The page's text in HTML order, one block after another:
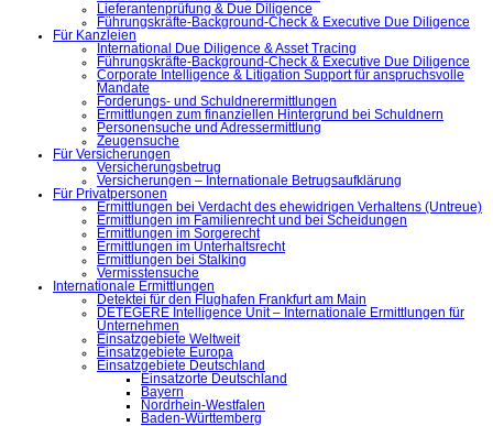
Lieferantenprüfung & Due Diligence
Führungskräfte-Background-Check & Executive Due Diligence
Für Kanzleien
International Due Diligence & Asset Tracing
Führungskräfte-Background-Check & Executive Due Diligence
Corporate Intelligence & Litigation Support für anspruchsvolle
Mandate
Forderungs- und Schuldnerermittlungen
Ermittlungen zum finanziellen Hintergrund bei Schuldnern
Personensuche und Adressermittlung
Zeugensuche
Für Versicherungen
Versicherungsbetrug
Versicherungen – Internationale Betrugsaufklärung
Für Privatpersonen
Ermittlungen bei Verdacht des ehewidrigen Verhaltens (Untreue)
Ermittlungen im Familienrecht und bei Scheidungen
Ermittlungen im Sorgerecht
Ermittlungen im Unterhaltsrecht
Ermittlungen bei Stalking
Vermisstensuche
Internationale Ermittlungen
Detektei für den Flughafen Frankfurt am Main
DETEGERE Intelligence Unit – Internationale Ermittlungen für
Unternehmen
Einsatzgebiete Weltweit
Einsatzgebiete Europa
Einsatzgebiete Deutschland
Einsatzorte Deutschland
Bayern
Nordrhein-Westfalen
Baden-Württemberg